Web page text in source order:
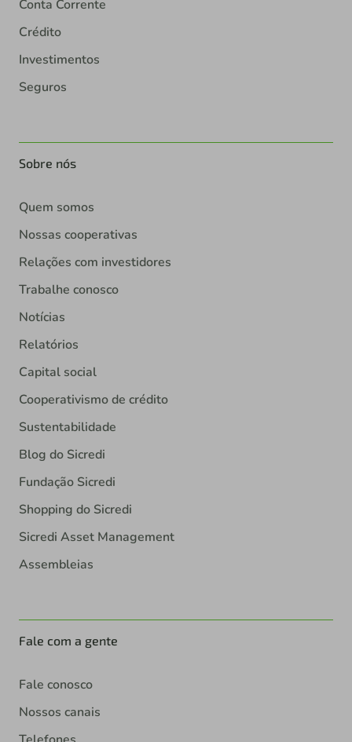
Conta Corrente
Crédito
Investimentos
Seguros
Sobre nós
Quem somos
Nossas cooperativas
Relações com investidores
Trabalhe conosco
Notícias
Relatórios
Capital social
Cooperativismo de crédito
Sustentabilidade
Blog do Sicredi
Fundação Sicredi
Shopping do Sicredi
Sicredi Asset Management
Assembleias
Fale com a gente
Fale conosco
Nossos canais